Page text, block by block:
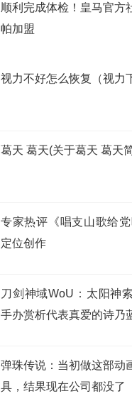
顺利完成体检！皇马官方
帕加盟
视力不好怎么恢复（视力
葛天 葛天(关于葛天 葛天
专家热评《唱支山歌给
定位创作
刀剑神域WoU：太阳神
手办赏析代表真爱的诗乃
弹珠传说：当初做这部动
具，结果现在公司都没了